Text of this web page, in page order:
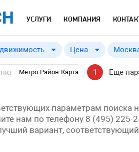
УСЛУГИ КОМПАНИЯ
Цена
Метро Район Карта 1 Еще
параметрам поиска
нам по телефону 8 (495) 225-
вариант,